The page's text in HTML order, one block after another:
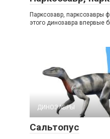
Парксозавр, парксозавры
этого динозавра впервые
ДИНОЗАВРЫ
Сальтопус